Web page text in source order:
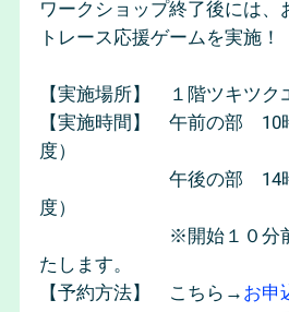
ワークショップ終了後には、
トレース応援ゲームを実施！
【実施場所】 １階ツキツク
【実施時間】 午前の部 10
度）
午後の部 14時00
度）
※開始１０分前に
たします。
【予約方法】 こちら→ お申